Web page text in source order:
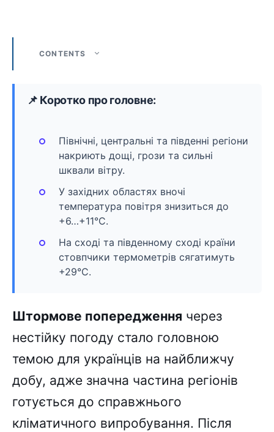
CONTENTS
📌 Коротко про головне:
Північні, центральні та південні регіони
накриють дощі, грози та сильні
шквали вітру.
У західних областях вночі
температура повітря знизиться до
+6…+11°C.
На сході та південному сході країни
стовпчики термометрів сягатимуть
+29°C.
Штормове попередження через
нестійку погоду стало головною
темою для українців на найближчу
добу, адже значна частина регіонів
готується до справжнього
кліматичного випробування. Після